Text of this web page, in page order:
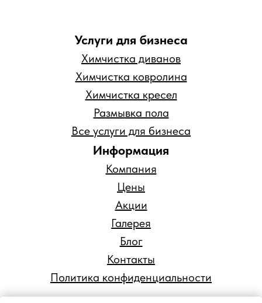
Услуги для бизнеса
Химчистка диванов
Химчистка ковролина
Химчистка кресел
Размывка пола
Все услуги для бизнеса
Информация
Компания
Цены
Акции
Галерея
Блог
Контакты
Политика конфиденциальности